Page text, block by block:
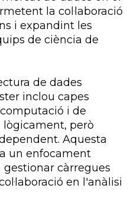
la col·laboració
i expandint les
de ciència de
de dades
inclou capes
i de
lògicament, però
Aquesta
un enfocament
càrregues
en l'anàlisi